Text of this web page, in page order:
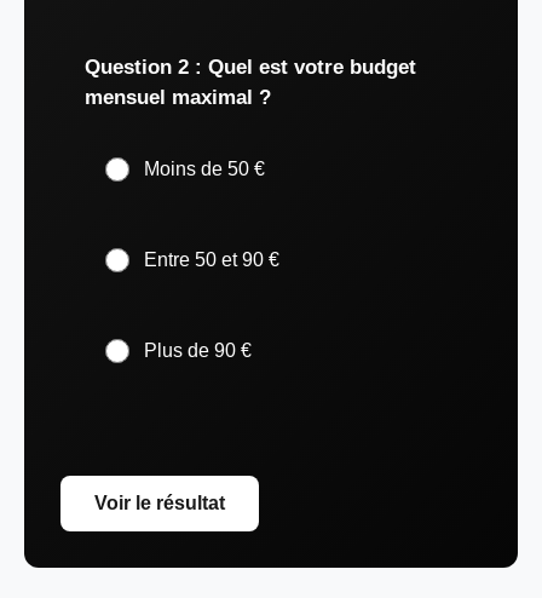
Question 2 : Quel est votre budget
mensuel maximal ?
Moins de 50 €
Entre 50 et 90 €
Plus de 90 €
Voir le résultat